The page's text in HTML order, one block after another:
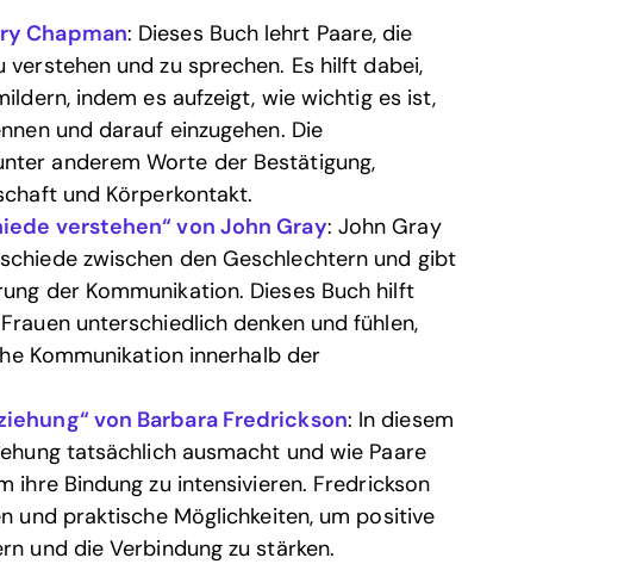
Chapman: Dieses Buch lehrt Paare, die
und zu sprechen. Es hilft dabei,
indem es aufzeigt, wie wichtig es ist,
und darauf einzugehen. Die
anderem Worte der Bestätigung,
und Körperkontakt.
verstehen“ von John Gray: John Gray
zwischen den Geschlechtern und gibt
der Kommunikation. Dieses Buch hilft
unterschiedlich denken und fühlen,
Kommunikation innerhalb der
von Barbara Fredrickson: In diesem
tatsächlich ausmacht und wie Paare
ihre Bindung zu intensivieren. Fredrickson
und praktische Möglichkeiten, um positive
und die Verbindung zu stärken.